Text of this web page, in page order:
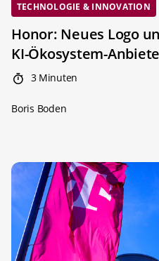
TECHNOLOGIE & INNOVATION
Honor: Neues Logo
KI-Ökosystem-
3 Minuten
Boris Boden